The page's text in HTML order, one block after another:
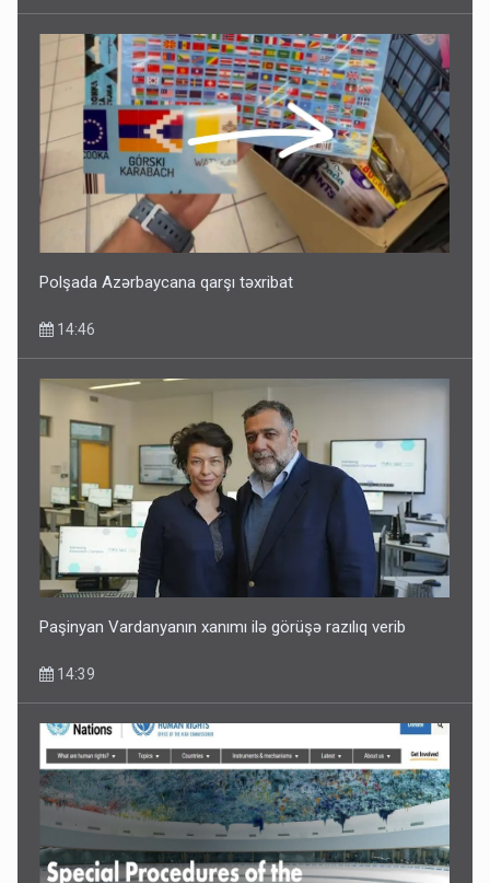
Polşada Azərbaycana qarşı təxribat
14:46
Paşinyan Vardanyanın xanımı ilə görüşə razılıq verib
14:39